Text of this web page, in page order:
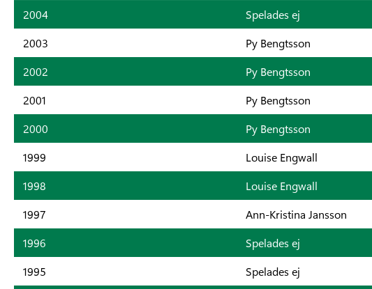
2004
Spelades ej
2003
Py Bengtsson
2002
Py Bengtsson
2001
Py Bengtsson
2000
Py Bengtsson
1999
Louise Engwall
1998
Louise Engwall
1997
Ann-Kristina Jansson
1996
Spelades ej
1995
Spelades ej